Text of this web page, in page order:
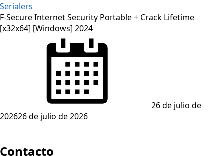
Serialers
F-Secure Internet Security Portable + Crack Lifetime
[x32x64] [Windows] 2024
26 de julio de
202626 de julio de 2026
Contacto